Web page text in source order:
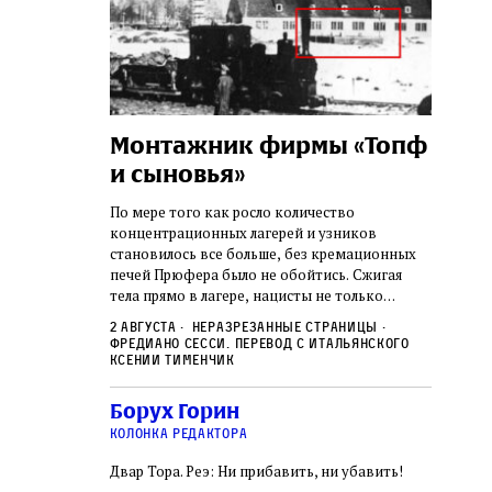
ишува
по святым
Монтажник фирмы «Топф
и сыновья»
По мере того как росло количество
концентрационных лагерей и узников
становилось все больше, без кремационных
печей Прюфера было не обойтись. Cжигая
тела прямо в лагере, нацисты не только
смерти, но и скрывали от населения соседних
городов, сколько узников погибало каждый
2 августа
Неразрезанные страницы
Фредиано Сесси. Перевод с итальянского
Ксении Тименчик
Борух Горин
колонка редактора
Двар Тора. Реэ: Ни прибавить, ни убавить!